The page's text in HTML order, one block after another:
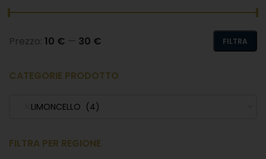
FILTRA
Prezzo: 10 € — 30 €
CATEGORIE PRODOTTO
LIMONCELLO (4)
FILTRA PER REGIONE